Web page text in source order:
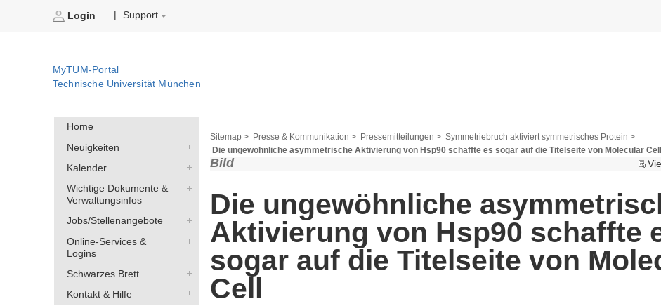
Login Support
MyTUM-Portal
Technische Universität München
Home
Neuigkeiten
Kalender
Wichtige Dokumente &
Verwaltungsinfos
Jobs/Stellenangebote
Online-Services &
Logins
Schwarzes Brett
Kontakt & Hilfe
Sitemap > Presse & Kommunikation > Pressemitteilungen > Symmetriebruch aktiviert symmetrisches Protein >
Die ungewöhnliche asymmetrische Aktivierung von Hsp90 schaffte es sogar auf die Titelseite von Molecular Cell
Bild
Die ungewöhnliche
Aktivierung von Hsp90 schaffte
sogar auf die Titelseite von
Cell